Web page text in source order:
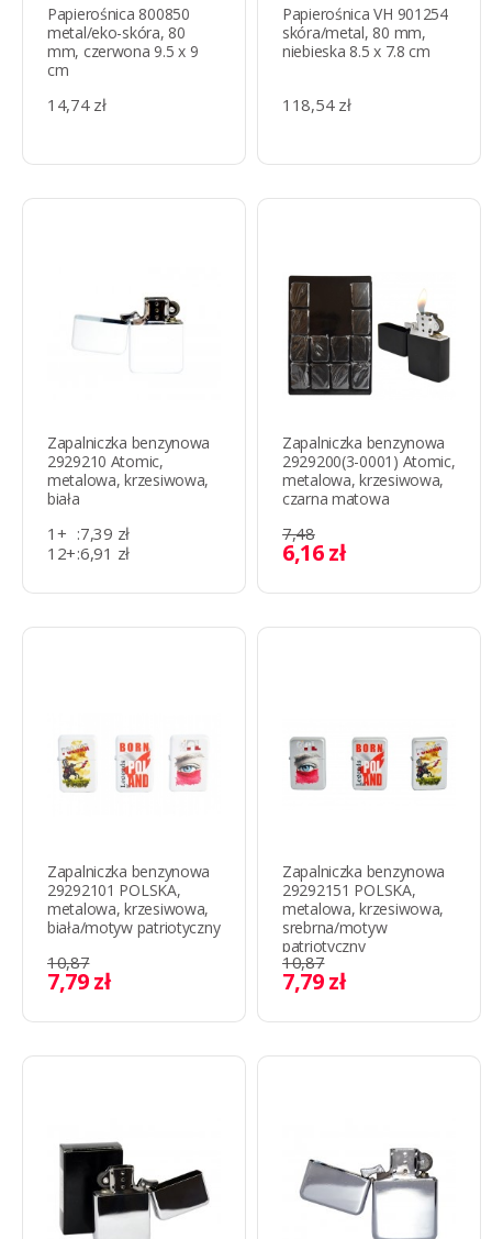
Papierośnica 800850
metal/eko-skóra, 80
mm, czerwona 9.5 x 9
cm
14,74 zł
Papierośnica VH 901254
skóra/metal, 80 mm,
niebieska 8.5 x 7.8 cm
118,54 zł
Zapalniczka benzynowa
2929210 Atomic,
metalowa, krzesiwowa,
biała
1+ :7,39 zł
12+:6,91 zł
Zapalniczka benzynowa
2929200(3-0001) Atomic,
metalowa, krzesiwowa,
czarna matowa
7,48
6,16 zł
Zapalniczka benzynowa
29292101 POLSKA,
metalowa, krzesiwowa,
biała/motyw patriotyczny
10,87
7,79 zł
Zapalniczka benzynowa
29292151 POLSKA,
metalowa, krzesiwowa,
srebrna/motyw
patriotyczny
10,87
7,79 zł